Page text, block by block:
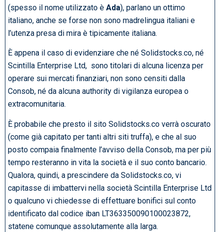
(spesso il nome utilizzato è Ada), parlano un ottimo
italiano, anche se forse non sono madrelingua italiani e
l’utenza presa di mira è tipicamente italiana.
È appena il caso di evidenziare che né Solidstocks.co, né
Scintilla Enterprise Ltd, sono titolari di alcuna licenza per
operare sui mercati finanziari, non sono censiti dalla
Consob, né da alcuna authority di vigilanza europea o
extracomunitaria.
È probabile che presto il sito Solidstocks.co verrà oscurato
(come già capitato per tanti altri siti truffa), e che al suo
posto compaia finalmente l’avviso della Consob, ma per più
tempo resteranno in vita la società e il suo conto bancario.
Qualora, quindi, a prescindere da Solidstocks.co, vi
capitasse di imbattervi nella società Scintilla Enterprise Ltd
o qualcuno vi chiedesse di effettuare bonifici sul conto
identificato dal codice iban LT363350090100023872,
statene comunque assolutamente alla larga.